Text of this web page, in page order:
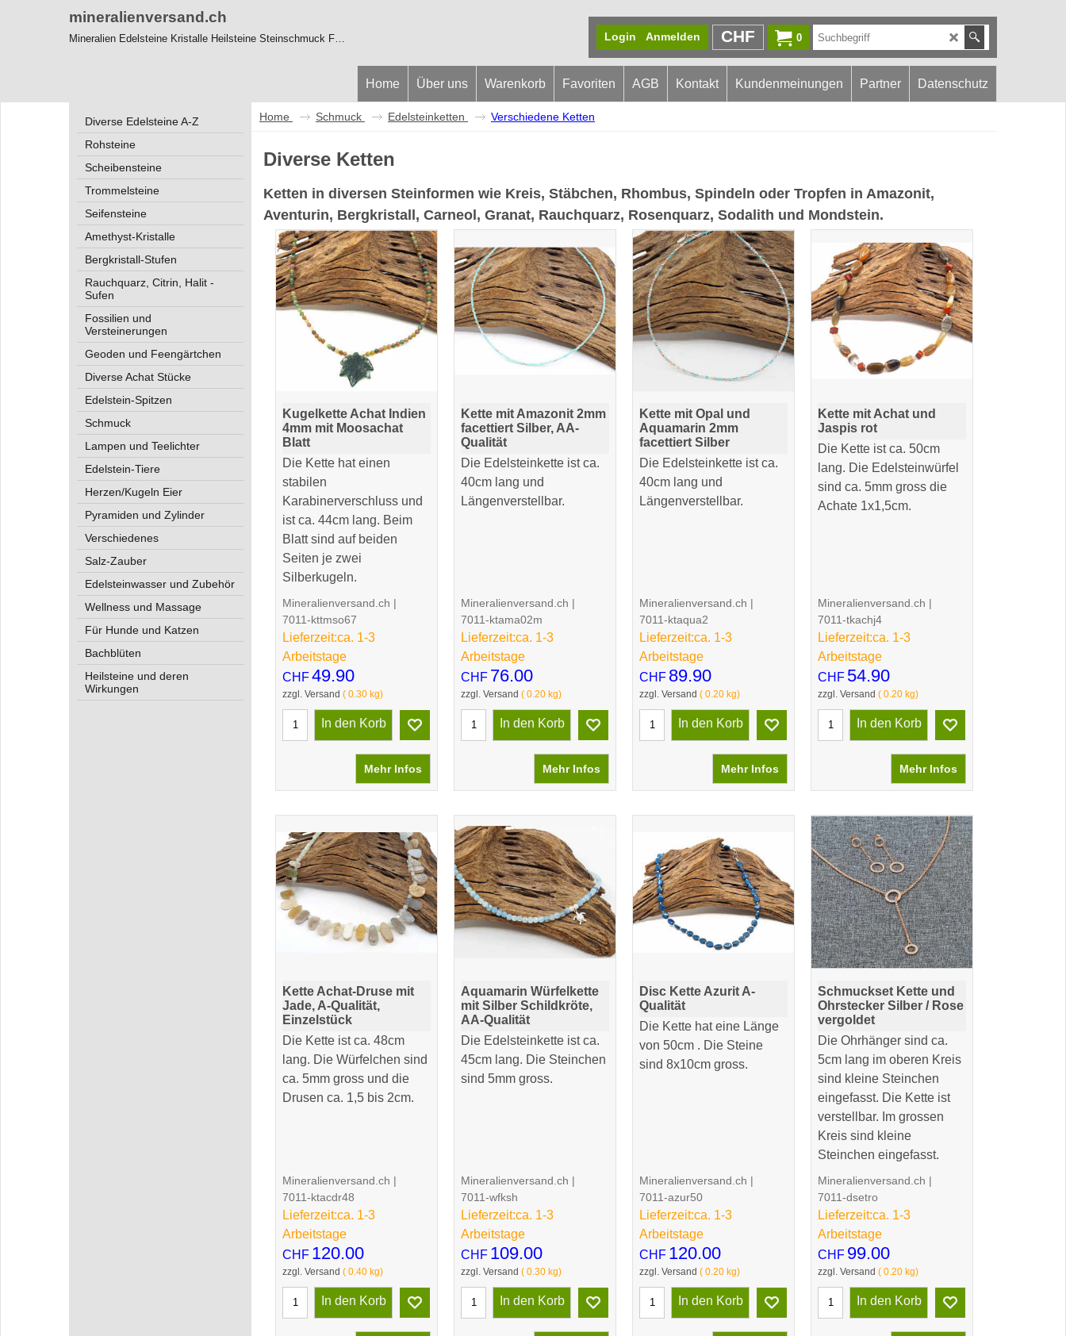
mineralienversand.ch
Mineralien Edelsteine Kristalle Heilsteine Steinschmuck Feng-Shui 0
CHF
Login Anmelden
Home Über uns Warenkorb Favoriten AGB Kontakt Kundenmeinungen Partner Datenschutz
Diverse Edelsteine A-Z
Rohsteine
Scheibensteine
Trommelsteine
Seifensteine
Amethyst-Kristalle
Bergkristall-Stufen
Rauchquarz, Citrin, Halit -
Sufen
Fossilien und
Versteinerungen
Geoden und Feengärtchen
Diverse Achat Stücke
Edelstein-Spitzen
Schmuck
Lampen und Teelichter
Edelstein-Tiere
Herzen/Kugeln Eier
Pyramiden und Zylinder
Verschiedenes
Salz-Zauber
Edelsteinwasser und Zubehör
Wellness und Massage
Für Hunde und Katzen
Bachblüten
Heilsteine und deren
Wirkungen
Home Schmuck Edelsteinketten Verschiedene Ketten
Diverse Ketten
Ketten in diversen Steinformen wie Kreis, Stäbchen, Rhombus, Spindeln oder Tropfen in Amazonit,
Aventurin, Bergkristall, Carneol, Granat, Rauchquarz, Rosenquarz, Sodalith und Mondstein.
Kugelkette Achat Indien
4mm mit Moosachat
Blatt
Die Kette hat einen
stabilen
Karabinerverschluss und
ist ca. 44cm lang. Beim
Blatt sind auf beiden
Seiten je zwei
Silberkugeln.
CHF49.90
zzgl. Versand 0.30 kg
Mineralienversand.ch
7011-kttmso67
Lieferzeit:ca. 1-3
Arbeitstage
In den Korb
Mehr Infos
Kette mit Amazonit 2mm
facettiert Silber, AA-
Qualität
Die Edelsteinkette ist ca.
40cm lang und
Längenverstellbar.
CHF 76.00
zzgl. Versand 0.20 kg
Mineralienversand.ch
7011-ktama02m
Lieferzeit:ca. 1-3
Arbeitstage
In den Korb
Mehr Infos
Kette mit Opal und
Aquamarin 2mm
facettiert Silber
Die Edelsteinkette ist ca.
40cm lang und
Längenverstellbar.
CHF 89.90
zzgl. Versand 0.20 kg
Mineralienversand.ch
7011-ktaqua2
Lieferzeit:ca. 1-3
Arbeitstage
In den Korb
Mehr Infos
Kette mit Achat und
Jaspis rot
Die Kette ist ca. 50cm
lang. Die Edelsteinwürfel
sind ca. 5mm gross die
Achate 1x1,5cm.
CHF 54.90
zzgl. Versand 0.20 kg
Mineralienversand.ch
7011-tkachj4
Lieferzeit:ca. 1-3
Arbeitstage
In den Korb
Mehr Infos
Kette Achat-Druse mit
Jade, A-Qualität,
Einzelstück
Die Kette ist ca. 48cm
lang. Die Würfelchen sind
ca. 5mm gross und die
Drusen ca. 1,5 bis 2cm.
CHF 120.00
zzgl. Versand 0.40 kg
Mineralienversand.ch
7011-ktacdr48
Lieferzeit:ca. 1-3
Arbeitstage
In den Korb
Aquamarin Würfelkette
mit Silber Schildkröte,
AA-Qualität
Die Edelsteinkette ist ca.
45cm lang. Die Steinchen
sind 5mm gross.
CHF 109.00
zzgl. Versand 0.30 kg
Mineralienversand.ch
7011-wfksh
Lieferzeit:ca. 1-3
Arbeitstage
In den Korb
Disc Kette Azurit A-
Qualität
Die Kette hat eine Länge
von 50cm . Die Steine
sind 8x10cm gross.
CHF 120.00
zzgl. Versand 0.20 kg
Mineralienversand.ch
7011-azur50
Lieferzeit:ca. 1-3
Arbeitstage
In den Korb
Schmuckset Kette und
Ohrstecker Silber / Rose
vergoldet
Die Ohrhänger sind ca.
5cm lang im oberen Kreis
sind kleine Steinchen
eingefasst. Die Kette ist
verstellbar. Im grossen
Kreis sind kleine
Steinchen eingefasst.
CHF 99.00
zzgl. Versand 0.20 kg
Mineralienversand.ch
7011-dsetro
Lieferzeit:ca. 1-3
Arbeitstage
In den Korb